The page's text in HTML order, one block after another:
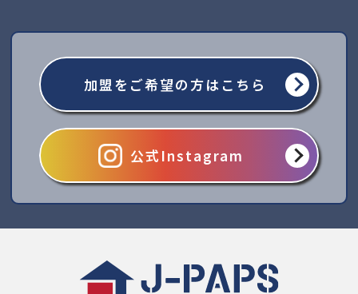
加盟をご希望の方はこちら
公式Instagram